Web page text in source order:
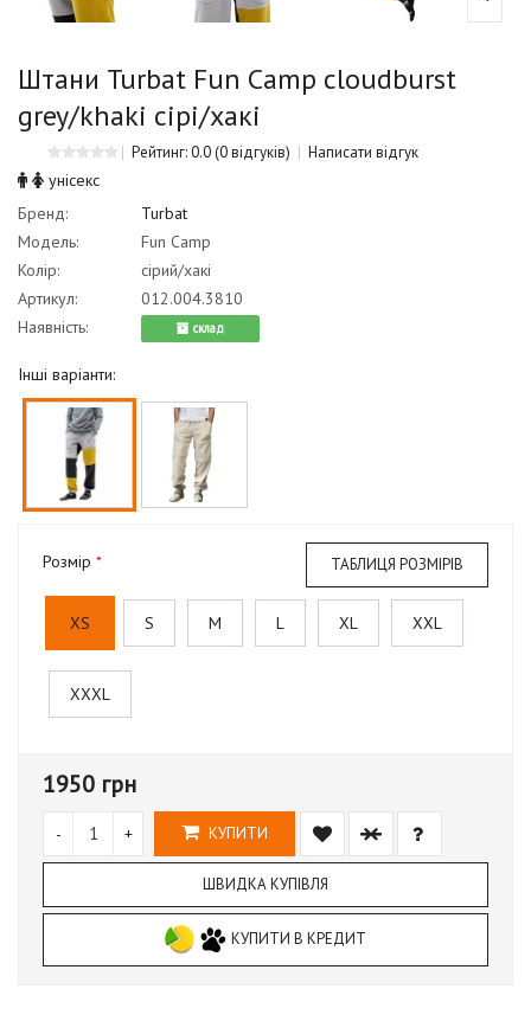
Штани Turbat Fun Camp cloudburst
grey/khaki сірі/хакі
Рейтинг: 0.0(0 відгуків) Написати відгук
унісекс
Бренд:
Turbat
Модель:
Fun Camp
Колір:
сірий/хакі
Артикул:
012.004.3810
Наявність:
cклад
Інші варіанти:
Розмір ТАБЛИЦЯ РОЗМІРІВ
XS S M L XL XXL
XXXL
1950 грн
- + КУПИТИ
ШВИДКА КУПІВЛЯ
КУПИТИ В КРЕДИТ